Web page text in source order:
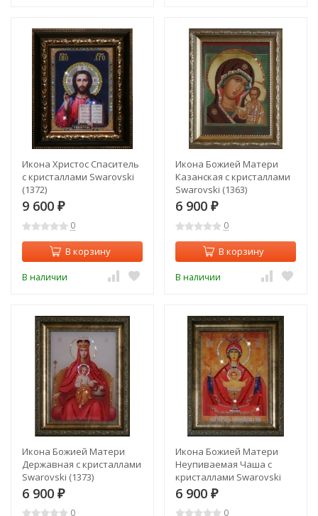
Икона Христос Спаситель
с кристаллами Swarovski
(1372)
9 600 ₽
0
В корзину
В наличии
Икона Божией Матери
Казанская с кристаллами
Swarovski (1363)
6 900 ₽
0
В корзину
В наличии
Икона Божией Матери
Державная с кристаллами
Swarovski (1373)
6 900 ₽
0
Икона Божией Матери
Неупиваемая Чаша с
кристаллами Swarovski
(1367)
6 900 ₽
0